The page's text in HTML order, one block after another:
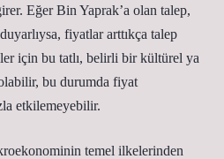
Eğer Bin Yaprak’a olan talep,
fiyatlar arttıkça talep
için bu tatlı, belirli bir kültürel ya
bu durumda fiyat
etkilemeyebilir.
temel ilkelerinden